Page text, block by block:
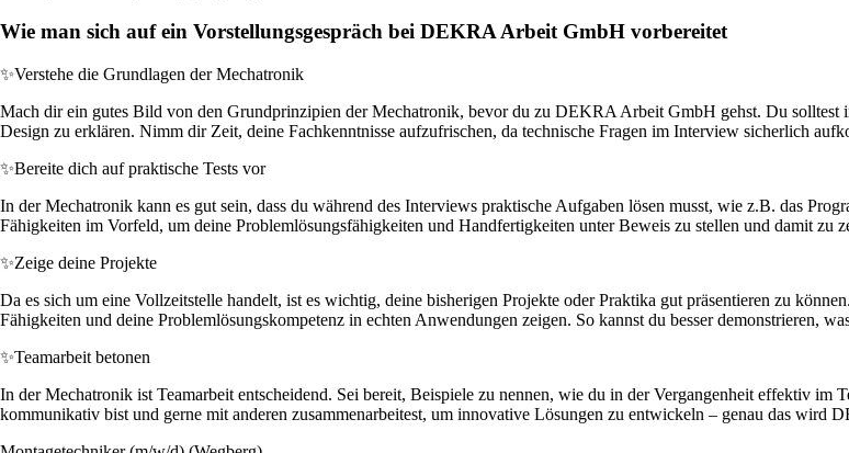
Wie man sich auf ein Vorstellungsgespräch bei DEKRA Arbeit GmbH vorbereitet
✨Verstehe die Grundlagen der Mechatronik
Mach dir ein gutes Bild von den Grundprinzipien der Mechatronik, bevor du zu DEKRA Arbeit GmbH gehst. Du solltest
Design zu erklären. Nimm dir Zeit, deine Fachkenntnisse aufzufrischen, da technische Fragen im Interview sicherlich
✨Bereite dich auf praktische Tests vor
In der Mechatronik kann es gut sein, dass du während des Interviews praktische Aufgaben lösen musst, wie z.B. das
Fähigkeiten im Vorfeld, um deine Problemlösungsfähigkeiten und Handfertigkeiten unter Beweis zu stellen und damit zu
✨Zeige deine Projekte
Da es sich um eine Vollzeitstelle handelt, ist es wichtig, deine bisherigen Projekte oder Praktika gut präsentieren zu
Fähigkeiten und deine Problemlösungskompetenz in echten Anwendungen zeigen. So kannst du besser demonstrieren,
✨Teamarbeit betonen
In der Mechatronik ist Teamarbeit entscheidend. Sei bereit, Beispiele zu nennen, wie du in der Vergangenheit effektiv im
kommunikativ bist und gerne mit anderen zusammenarbeitest, um innovative Lösungen zu entwickeln – genau das wird